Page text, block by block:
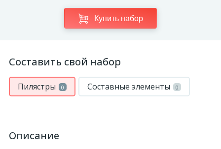
Купить набор
Составить свой набор
Пилястры 0 Составные элементы 0
Описание